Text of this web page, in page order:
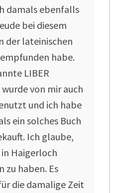
damals ebenfalls
bei diesem
der lateinischen
habe.
LIBER
wurde von mir auch
und ich habe
ein solches Buch
Ich glaube,
in Haigerloch
zu haben. Es
die damalige Zeit